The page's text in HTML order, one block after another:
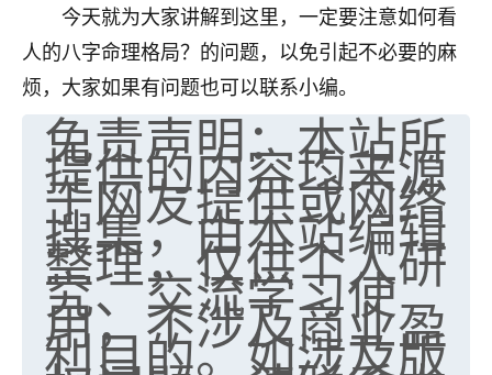
今天就为大家讲解到这里，一定要注意如何看
人的八字命理格局？的问题，以免引起不必要的麻
烦，大家如果有问题也可以联系小编。
免责声明：本站所
提供的内容均来源
于网友提供或网络
搜集，由本站编辑
整理，仅供个人研
究、交流学习使
用，不涉及商业盈
利目的。如涉及版